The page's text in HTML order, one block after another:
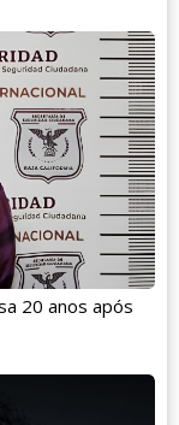
20 anos após